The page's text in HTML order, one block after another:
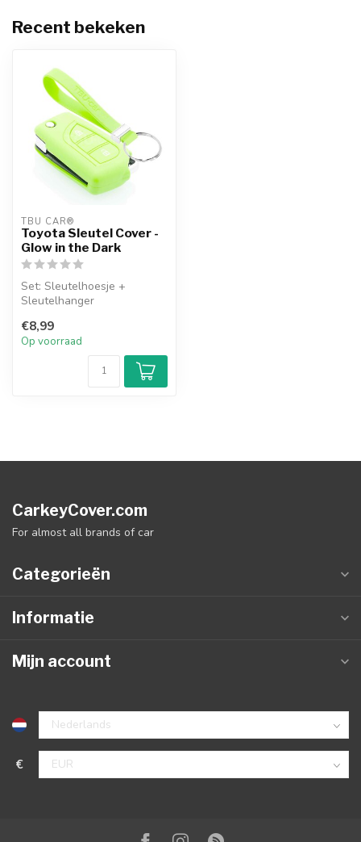
Recent bekeken
TBU CAR®
Toyota Sleutel Cover -
Glow in the Dark
Set: Sleutelhoesje +
Sleutelhanger
€8,99
Op voorraad
CarkeyCover.com
For almost all brands of car
Categorieën
Informatie
Mijn account
€